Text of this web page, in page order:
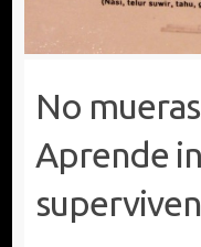
No
Aprende